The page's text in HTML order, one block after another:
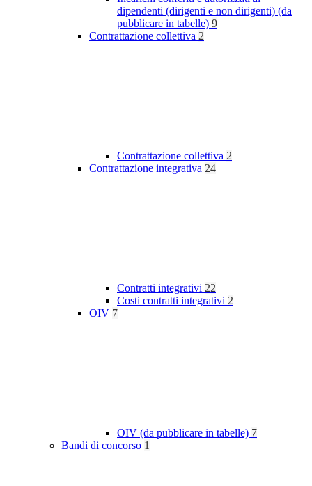
dipendenti (dirigenti e non dirigenti) (da
pubblicare in tabelle) 9
Contrattazione collettiva 2
Contrattazione collettiva 2
Contrattazione integrativa 24
Contratti integrativi 22
Costi contratti integrativi 2
OIV 7
OIV (da pubblicare in tabelle) 7
Bandi di concorso 1